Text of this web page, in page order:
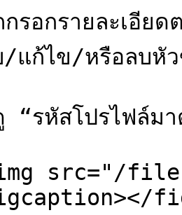
กรอกรายละเอี
แก้ไข/หรือลบหั
“รหัสโปรไฟล์มา
src="/